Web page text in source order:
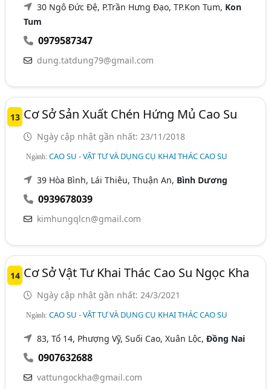
30 Ngô Đức Đệ, P.Trần Hưng Đạo, TP.Kon Tum, Kon
Tum
0979587347
dung.tatdung79@gmail.com
13 Cơ Sở Sản Xuất Chén Hứng Mủ Cao Su
Ngày cập nhật gần nhất: 23/11/2018
Ngành:CAO SU - VẬT TƯ VÀ DỤNG CỤ KHAI THÁC CAO SU
39 Hòa Bình, Lái Thiêu, Thuận An, Bình Dương
0939678039
kimhungqlcn@gmail.com
14 Cơ Sở Vật Tư Khai Thác Cao Su Ngọc Kha
Ngày cập nhật gần nhất: 24/3/2021
Ngành:CAO SU - VẬT TƯ VÀ DỤNG CỤ KHAI THÁC CAO SU
83, Tổ 14, Phượng Vỹ, Suối Cao, Xuân Lộc,Đồng Nai
0907632688
vattungockha@gmail.com